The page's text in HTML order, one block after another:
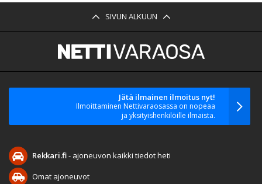
SIVUN ALKUUN
Jätä ilmainen ilmoitus nyt!
Ilmoittaminen Nettivaraosassa on nopeaa
ja yksityishenkilöille ilmaista.
Rekkari.fi- ajoneuvon kaikki tiedot heti
Omat ajoneuvot